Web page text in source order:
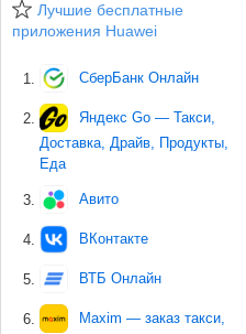
Лучшие бесплатные
приложения Huawei
СберБанк Онлайн
Яндекс Go — Такси,
Доставка, Драйв, Продукты,
Еда
Авито
ВКонтакте
ВТБ Онлайн
Maxim — заказ такси,